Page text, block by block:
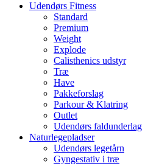
Udendørs Fitness
Standard
Premium
Weight
Explode
Calisthenics udstyr
Træ
Have
Pakkeforslag
Parkour & Klatring
Outlet
Udendørs faldunderlag
Naturlegepladser
Udendørs legetårn
Gyngestativ i træ